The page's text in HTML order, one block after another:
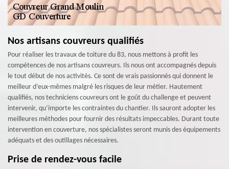
Nos artisans couvreurs qualifiés
Pour réaliser les travaux de toiture du 83, nous mettons à profit les
compétences de nos artisans couvreurs. Ils nous ont accompagnés depuis
le tout début de nos activités. Ce sont de vrais passionnés qui donnent le
meilleur d’eux-mêmes malgré les risques de leur métier. Hautement
qualifiés, nos techniciens couvreurs ont le goût du challenge et peuvent
intervenir, qu’importe les contraintes du chantier. Ils sauront adopter les
meilleures méthodes pour fournir des résultats impeccables. Durant toute
intervention en couverture, nos spécialistes seront munis des équipements
adéquats et des outillages nécessaires.
Prise de rendez-vous facile